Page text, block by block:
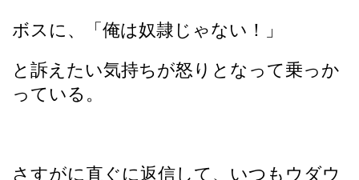
ボスに、「俺は奴隷じゃない！」
と訴えたい気持ちが怒りとなって乗っか
っている。
さすがに直ぐに返信して、いつもウダウ